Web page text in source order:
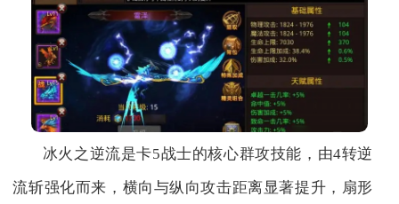
冰火之逆流是卡5战士的核心群攻技能，由4转逆
流斩强化而来，横向与纵向攻击距离显著提升，扇形